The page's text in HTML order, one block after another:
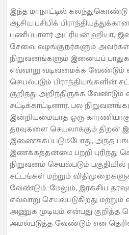
இந்த மாநாட்டில் கலந்துகொண்டு
ஆசிய பசிபிக்
பணிப்பாளர் அட்ரியன் ஹியா,
சேவை வழங்குநர்களும்
நிறுவனங்களும் இனையப்
எவ்வாறு வடிவமைக்க
செயல்படும் பிராந்தியங்களின்
குறித்து அறிந்திருக்க
சுட்டிக்காட்டினார். பல
இன்றியமையாத ஒரு
தரவுகளை செயலாக்கும் திறன்
இணைக்கப்படும்போது, அந்த
இணக்கத்தன்மை பற்றி புரிந்து
நிறுவனம் செயல்படும்
சட்டங்கள் மற்றும்
வேண்டும். மேலும், இரகசிய
எவ்வாறு செயல்படுகிறது
அணுக முடியும் என்பது
அமல்படுத்த வேண்டும் என